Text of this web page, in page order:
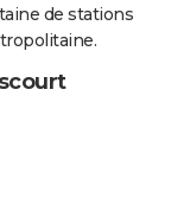
de stations